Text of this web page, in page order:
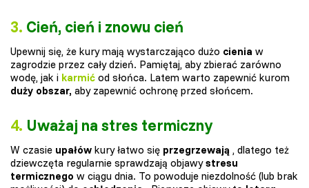
3. Cień, cień i znowu cień
Upewnij się, że kury mają wystarczająco dużo cienia w
zagrodzie przez cały dzień. Pamiętaj, aby zbierać zarówno
wodę, jak i karmić od słońca. Latem warto zapewnić kurom
duży obszar, aby zapewnić ochronę przed słońcem.
4. Uważaj na stres termiczny
W czasie upałów kury łatwo się przegrzewają , dlatego też
dziewczęta regularnie sprawdzają objawystresu
termicznego w ciągu dnia. To powoduje niezdolność (lub brak